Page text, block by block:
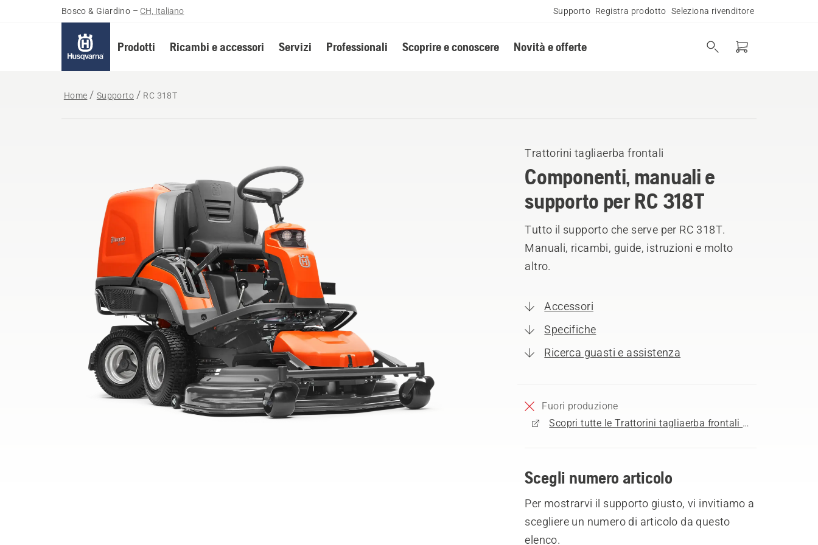
Bosco & Giardino – CH, Italiano Supporto Registra prodotto Seleziona rivenditore
Prodotti Ricambi e accessori Servizi Professionali Scoprire e conoscere Novità e offerte
Home Supporto RC 318T
Trattorini tagliaerba frontali
Componenti, manuali e
supporto per RC 318T
Tutto il supporto che serve per RC 318T.
Manuali, ricambi, guide, istruzioni e molto
altro.
Accessori
Specifiche
Ricerca guasti e assistenza
Fuori produzione
Scopri tutte le Trattorini tagliaerba frontali in vendita
Scegli numero articolo
Per mostrarvi il supporto giusto, vi invitiamo a
scegliere un numero di articolo da questo
elenco.